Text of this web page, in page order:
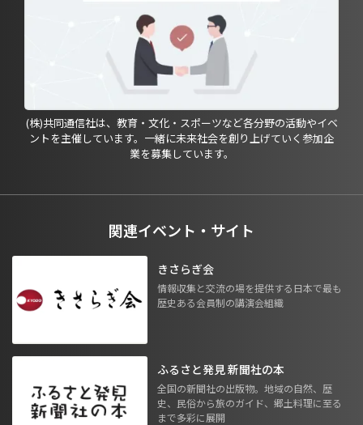
(株)共同通信社は、教育・文化・スポーツなど各分野の活動やイベ
ントを主催しています。一緒に未来社会を創り上げていく参加企
業を募集しています。
関連イベント・サイト
きさらぎ会
情報収集と交流の場を提供する日本で最も
歴史ある会員制の講演会組織
ふるさと発見 新聞社の本
全国の新聞社の出版物。地域の自然、歴
史、民俗から旅のガイド、郷土料理に至る
まで多彩に展開